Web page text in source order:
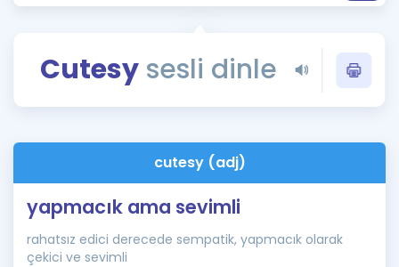
Rehberlik Aracı
ÖSYM Sınav Takvimi
Kampanyalar
Blog
Cutesy sesli dinle
cutesy (adj)
yapmacık ama sevimli
rahatsız edici derecede sempatik, yapmacık olarak
çekici ve sevimli